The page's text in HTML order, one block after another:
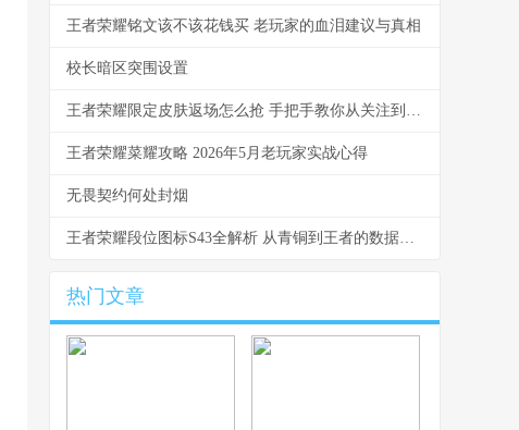
王者荣耀铭文该不该花钱买 老玩家的血泪建议与真相
校长暗区突围设置
王者荣耀限定皮肤返场怎么抢 手把手教你从关注到入手
王者荣耀菜耀攻略 2026年5月老玩家实战心得
无畏契约何处封烟
王者荣耀段位图标S43全解析 从青铜到王者的数据与实战洞察
热门文章